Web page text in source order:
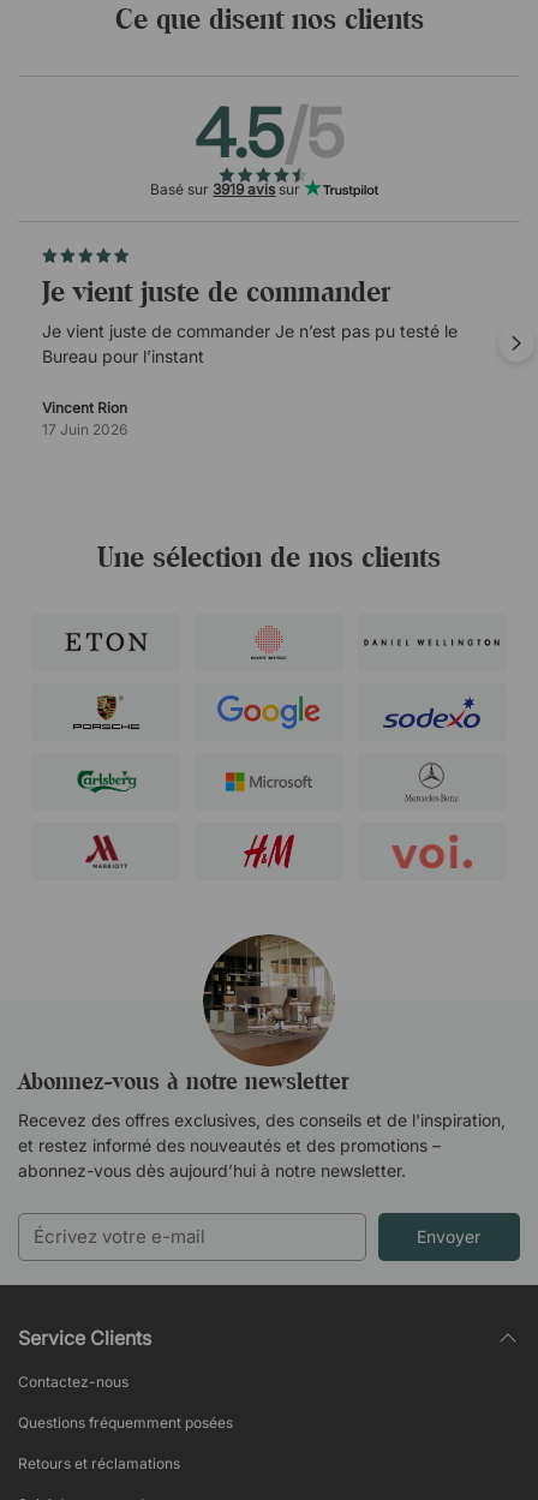
Ce que disent nos clients
4.5/5
Basé sur 3919 avis sur
Je vient juste de commander
Je vient juste de commander Je n’est pas pu testé le
Bureau pour l’instant
Vincent Rion
17 Juin 2026
Une sélection de nos clients
Abonnez-vous à notre newsletter
Recevez des offres exclusives, des conseils et de l'inspiration,
et restez informé des nouveautés et des promotions –
abonnez-vous dès aujourd’hui à notre newsletter.
Envoyer
Service Clients
Contactez-nous
Questions fréquemment posées
Retours et réclamations